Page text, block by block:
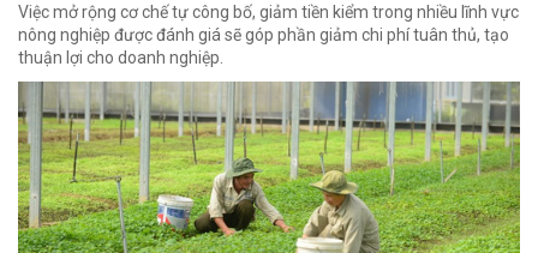
Việc mở rộng cơ chế tự công bố, giảm tiền kiểm trong nhiều lĩnh vực
nông nghiệp được đánh giá sẽ góp phần giảm chi phí tuân thủ, tạo
thuận lợi cho doanh nghiệp.